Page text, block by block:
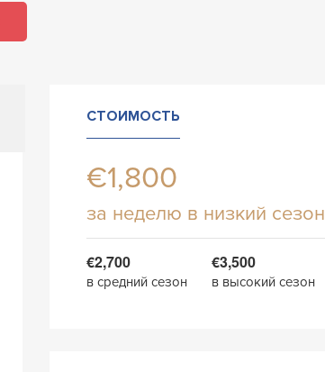
СТОИМОСТЬ
€1,800
за неделю в низкий сезон
€2,700
в средний сезон
€3,500
в высокий сезон